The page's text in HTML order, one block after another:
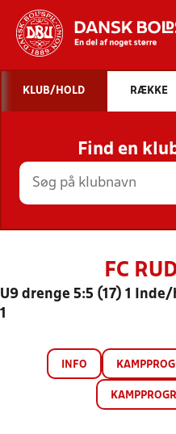
STILLINGER,
KLUB/HOLD RÆKKE
Find en
FC
U9 drenge 5:5 (17) 1
1
INFO